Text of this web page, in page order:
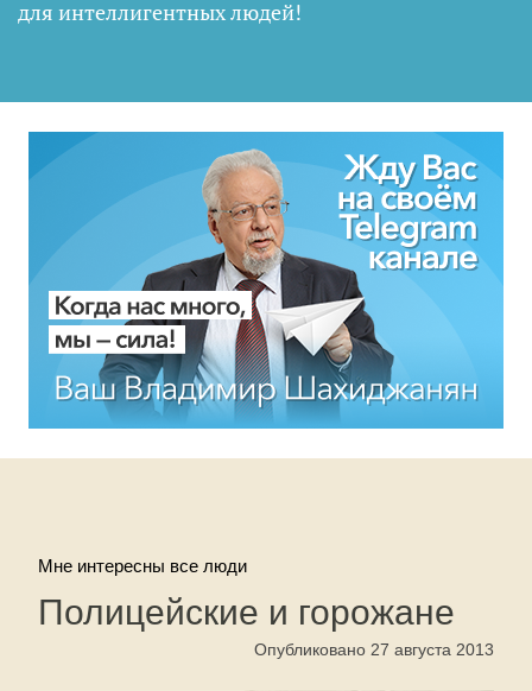
для интеллигентных людей!
Мне интересны все люди
Полицейские и горожане
Опубликовано 27 августа 2013